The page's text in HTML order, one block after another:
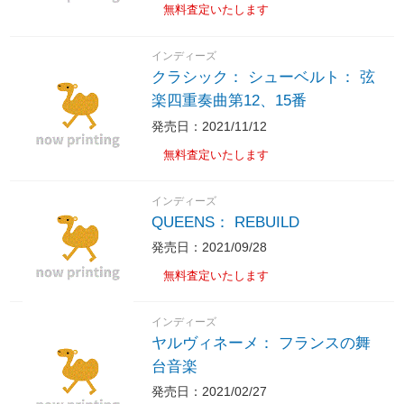
無料査定いたします
インディーズ
クラシック： シューベルト： 弦
楽四重奏曲第12、15番
発売日：2021/11/12
無料査定いたします
インディーズ
QUEENS： REBUILD
発売日：2021/09/28
無料査定いたします
インディーズ
ヤルヴィネーメ： フランスの舞
台音楽
発売日：2021/02/27